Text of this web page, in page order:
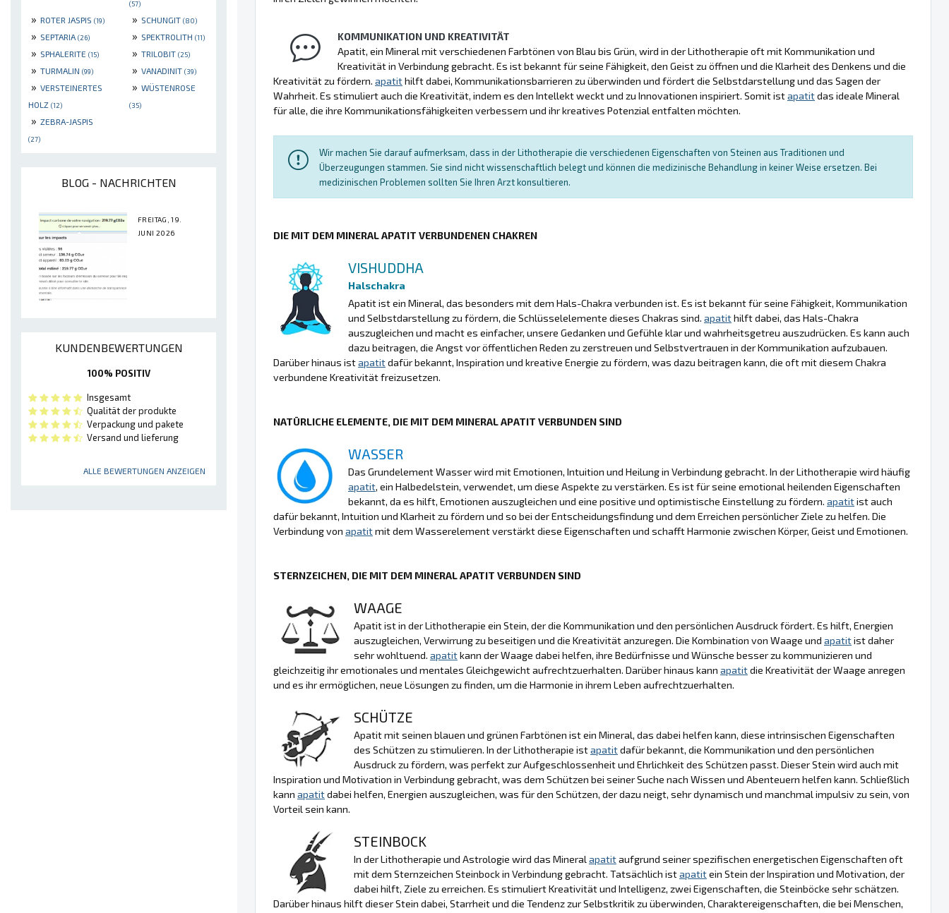
(57)
» ROTER JASPIS (19) » SCHUNGIT (80)
» SEPTARIA (26) » SPEKTROLITH (11)
» SPHALERITE (15) » TRILOBIT (25)
» TURMALIN (99) » VANADINIT (39)
» VERSTEINERTES
HOLZ (12)
» WÜSTENROSE
(35)
» ZEBRA-JASPIS
(27)
BLOG - NACHRICHTEN
FREITAG, 19.
JUNI 2026
KUNDENBEWERTUNGEN
100% POSITIV
Insgesamt
Qualität der produkte
Verpackung und pakete
Versand und lieferung
ALLE BEWERTUNGEN ANZEIGEN
KOMMUNIKATION UND KREATIVITÄT
Apatit, ein Mineral mit verschiedenen Farbtönen von Blau bis Grün, wird in der Lithotherapie oft mit Kommunikation und
Kreativität in Verbindung gebracht. Es ist bekannt für seine Fähigkeit, den Geist zu öffnen und die Klarheit des Denkens und die
Kreativität zu fördern. apatithilft dabei, Kommunikationsbarrieren zu überwinden und fördert die Selbstdarstellung und das Sagen der
Wahrheit. Es stimuliert auch die Kreativität, indem es den Intellekt weckt und zu Innovationen inspiriert. Somit istapatitdas ideale Mineral
für alle, die ihre Kommunikationsfähigkeiten verbessern und ihr kreatives Potenzial entfalten möchten.
Wir machen Sie darauf aufmerksam, dass in der Lithotherapie die verschiedenen Eigenschaften von Steinen aus Traditionen und
Überzeugungen stammen. Sie sind nicht wissenschaftlich belegt und können die medizinische Behandlung in keiner Weise ersetzen. Bei
medizinischen Problemen sollten Sie Ihren Arzt konsultieren.
DIE MIT DEM MINERAL APATIT VERBUNDENEN CHAKREN
VISHUDDHA
Halschakra
Apatit ist ein Mineral, das besonders mit dem Hals-Chakra verbunden ist. Es ist bekannt für seine Fähigkeit, Kommunikation
und Selbstdarstellung zu fördern, die Schlüsselelemente dieses Chakras sind. apatithilft dabei, das Hals-Chakra
auszugleichen und macht es einfacher, unsere Gedanken und Gefühle klar und wahrheitsgetreu auszudrücken. Es kann auch
dazu beitragen, die Angst vor öffentlichen Reden zu zerstreuen und Selbstvertrauen in der Kommunikation aufzubauen.
Darüber hinaus istapatitdafür bekannt, Inspiration und kreative Energie zu fördern, was dazu beitragen kann, die oft mit diesem Chakra
verbundene Kreativität freizusetzen.
NATÜRLICHE ELEMENTE, DIE MIT DEM MINERAL APATIT VERBUNDEN SIND
WASSER
Das Grundelement Wasser wird mit Emotionen, Intuition und Heilung in Verbindung gebracht. In der Lithotherapie wird häufig
apatit, ein Halbedelstein, verwendet, um diese Aspekte zu verstärken. Es ist für seine emotional heilenden Eigenschaften
bekannt, da es hilft, Emotionen auszugleichen und eine positive und optimistische Einstellung zu fördern. apatitist auch
dafür bekannt, Intuition und Klarheit zu fördern und so bei der Entscheidungsfindung und dem Erreichen persönlicher Ziele zu helfen. Die
Verbindung von apatitmit dem Wasserelement verstärkt diese Eigenschaften und schafft Harmonie zwischen Körper, Geist und Emotionen.
STERNZEICHEN, DIE MIT DEM MINERAL APATIT VERBUNDEN SIND
WAAGE
Apatit ist in der Lithotherapie ein Stein, der die Kommunikation und den persönlichen Ausdruck fördert. Es hilft, Energien
auszugleichen, Verwirrung zu beseitigen und die Kreativität anzuregen. Die Kombination von Waage und apatitist daher
sehr wohltuend. apatitkann der Waage dabei helfen, ihre Bedürfnisse und Wünsche besser zu kommunizieren und
gleichzeitig ihr emotionales und mentales Gleichgewicht aufrechtzuerhalten. Darüber hinaus kann apatitdie Kreativität der Waage anregen
und es ihr ermöglichen, neue Lösungen zu finden, um die Harmonie in ihrem Leben aufrechtzuerhalten.
SCHÜTZE
Apatit mit seinen blauen und grünen Farbtönen ist ein Mineral, das dabei helfen kann, diese intrinsischen Eigenschaften
des Schützen zu stimulieren. In der Lithotherapie istapatitdafür bekannt, die Kommunikation und den persönlichen
Ausdruck zu fördern, was perfekt zur Aufgeschlossenheit und Ehrlichkeit des Schützen passt. Dieser Stein wird auch mit
Inspiration und Motivation in Verbindung gebracht, was dem Schützen bei seiner Suche nach Wissen und Abenteuern helfen kann. Schließlich
kann apatitdabei helfen, Energien auszugleichen, was für den Schützen, der dazu neigt, sehr dynamisch und manchmal impulsiv zu sein, von
Vorteil sein kann.
STEINBOCK
In der Lithotherapie und Astrologie wird das Mineralapatitaufgrund seiner spezifischen energetischen Eigenschaften oft
mit dem Sternzeichen Steinbock in Verbindung gebracht. Tatsächlich istapatitein Stein der Inspiration und Motivation, der
dabei hilft, Ziele zu erreichen. Es stimuliert Kreativität und Intelligenz, zwei Eigenschaften, die Steinböcke sehr schätzen.
Darüber hinaus hilft dieser Stein dabei, Starrheit und die Tendenz zur Selbstkritik zu überwinden, Charaktereigenschaften, die bei Menschen,